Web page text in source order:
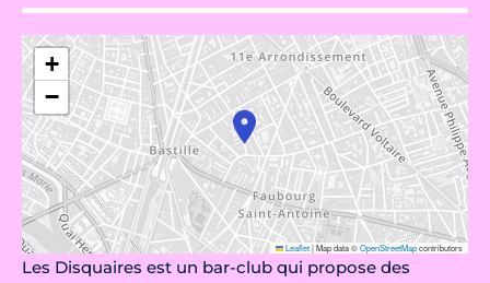
+
−
Leaflet|Map data ©OpenStreetMapcontributors
Les Disquaires est un bar-club qui propose des